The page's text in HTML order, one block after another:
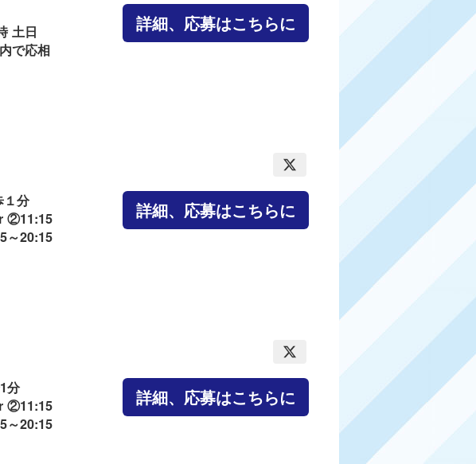
土日
で応相
詳細、応募はこちらに
１分
②11:15
～20:15
詳細、応募はこちらに
分
②11:15
～20:15
詳細、応募はこちらに